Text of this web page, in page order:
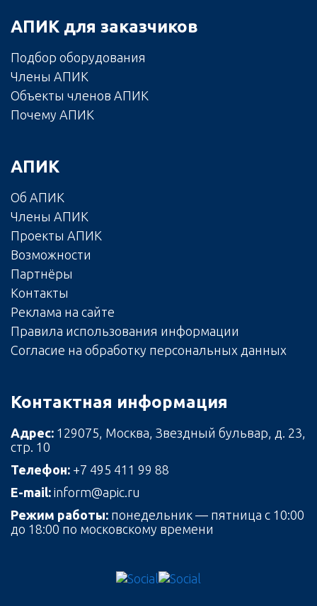
АПИК для заказчиков
Подбор оборудования
Члены АПИК
Объекты членов АПИК
Почему АПИК
АПИК
Об АПИК
Члены АПИК
Проекты АПИК
Возможности
Партнёры
Контакты
Реклама на сайте
Правила использования информации
Согласие на обработку персональных данных
Контактная информация
Адрес: 129075, Москва, Звездный бульвар, д. 23,
стр. 10
Телефон: +7 495 411 99 88
E-mail: inform@apic.ru
Режим работы: понедельник — пятница с 10:00
до 18:00 по московскому времени